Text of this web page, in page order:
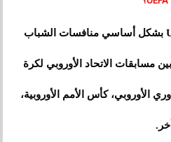
باختصار، تبث منصة UEFA TV بشكل أساسي منافسات الشباب
مسابقات الاتحاد الأوروبي لكرة
الأوروبي، كأس الأمم الأوروبية،